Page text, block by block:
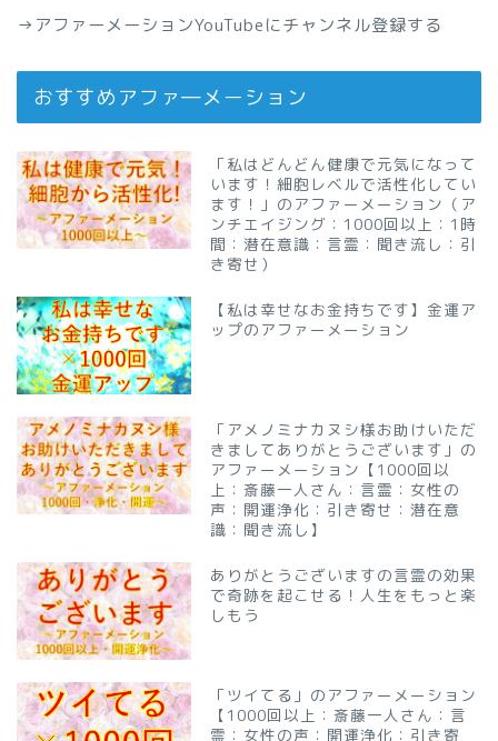
→ アファーメーションYouTubeにチャンネル登録する
おすすめアファ―メーション
「私はどんどん健康で元気になって
います！細胞レベルで活性化してい
ます！」のアファーメーション（ア
ンチエイジング：1000回以上：1時
間：潜在意識：言霊：聞き流し：引
き寄せ）
【私は幸せなお金持ちです】金運ア
ップのアファーメーション
「アメノミナカヌシ様お助けいただ
きましてありがとうございます」の
アファーメーション【1000回以
上：斎藤一人さん：言霊：女性の
声：開運浄化：引き寄せ：潜在意
識：聞き流し】
ありがとうございますの言霊の効果
で奇跡を起こせる！人生をもっと楽
しもう
「ツイてる」のアファーメーション
【1000回以上：斎藤一人さん：言
霊：女性の声：開運浄化：引き寄